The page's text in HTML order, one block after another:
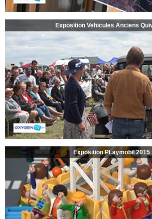
Exposition Vehicules Anciens
Exposition PLaymobil 2015